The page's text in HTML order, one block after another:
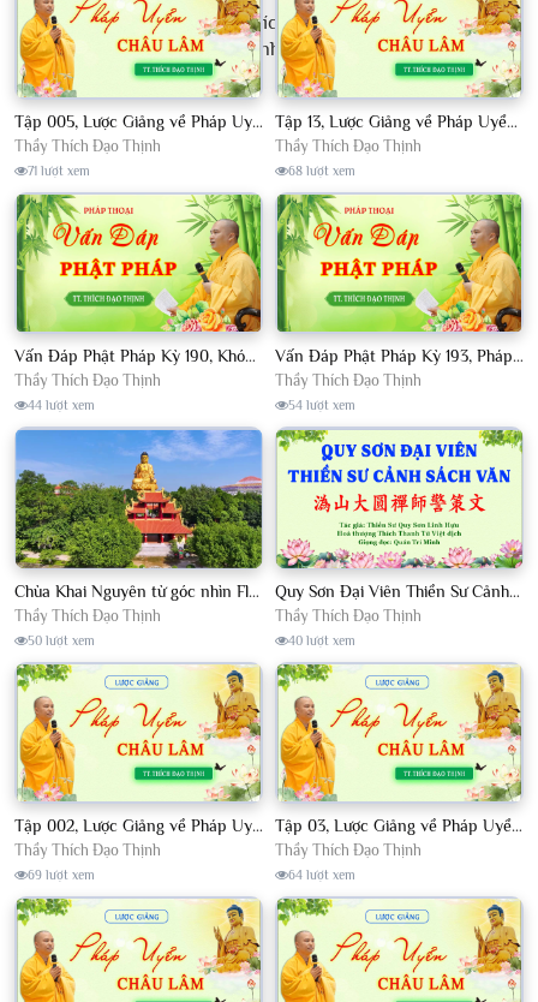
Tập 005, Lược Giảng về Pháp Uyển Châu Lâm, Chủ giảng TT Thích Đạo Thịnh
Thầy Thích Đạo Thịnh
71 lượt xem
Tập 13, Lược Giảng về Pháp Uyển Châu Lâm, Chủ giảng TT Thích Đạo Thịnh
Thầy Thích Đạo Thịnh
68 lượt xem
Vấn Đáp Phật Pháp Kỳ 190, Khóa Tu Sinh Viên Con Kể Bụt Nghe Tháng 05, 2023 TT. Thích Đạo Thịnh - CKN
Thầy Thích Đạo Thịnh
44 lượt xem
Vấn Đáp Phật Pháp Kỳ 193, Pháp Hội TPTTHN Tháng 04/2023 TT. Thích Đạo Thịnh - CKN
Thầy Thích Đạo Thịnh
54 lượt xem
Chùa Khai Nguyên từ góc nhìn Flycam
Thầy Thích Đạo Thịnh
50 lượt xem
Quy Sơn Đại Viên Thiền Sư Cảnh Sách Văn - HT Thích Thanh Từ Việt dịch
Thầy Thích Đạo Thịnh
40 lượt xem
Tập 002, Lược Giảng về Pháp Uyển Châu Lâm, Chủ giảng TT. Thích Đạo Thịnh
Thầy Thích Đạo Thịnh
69 lượt xem
Tập 03, Lược Giảng về Pháp Uyển Châu Lâm, Chủ giảng TT Thích Đạo Thịnh
Thầy Thích Đạo Thịnh
64 lượt xem